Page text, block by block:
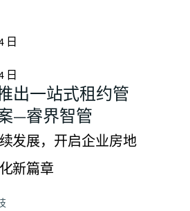
日
日
出一站式租约管
—睿界智管
发展，开启企业房地
新篇章